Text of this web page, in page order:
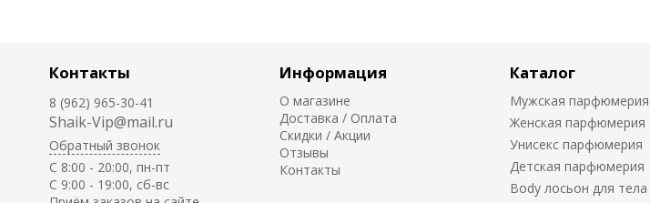
Контакты
8 (962) 965-30-41
Shaik-Vip@mail.ru
Обратный звонок
C 8:00 - 20:00, пн-пт
С 9:00 - 19:00, сб-вс
Информация
О магазине
Доставка / Оплата
Скидки / Акции
Отзывы
Контакты
Каталог
Мужская парфюмерия
Женская парфюмерия
Унисекс парфюмерия
Детская парфюмерия
Body лосьон для тела